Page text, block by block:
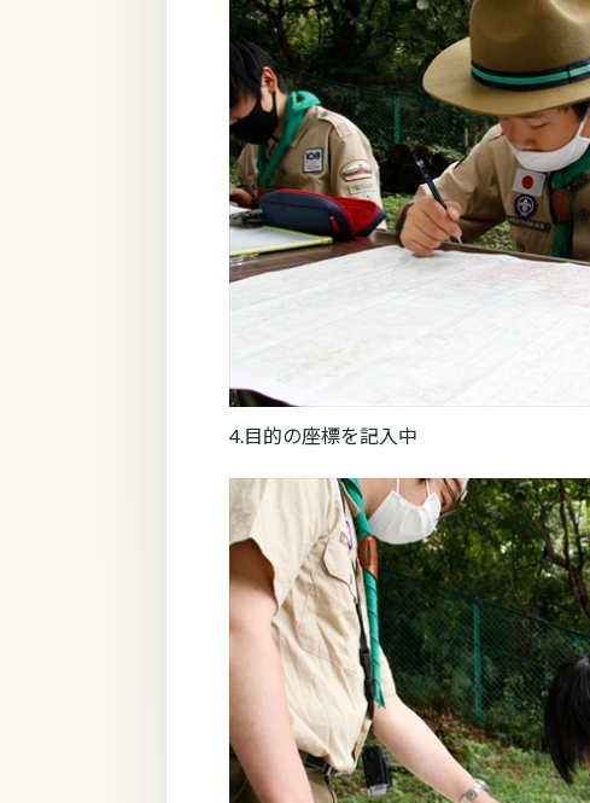
4.目的の座標を記入中